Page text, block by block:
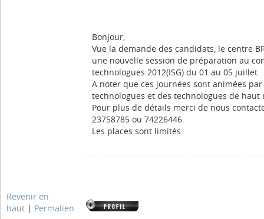
Bonjour,
Vue la demande des candidats, le centre
une nouvelle session de préparation au
technologues 2012(ISG) du 01 au 05 juillet.
A noter que ces journées sont animées
technologues et des technologues de haut
Pour plus de détails merci de nous
23758785 ou 74226446.
Les places sont limités.
Revenir en
haut | Permalien